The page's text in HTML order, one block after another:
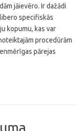
jāievēro. Ir dažādi
specifiskās
kopumu, kas var
procedūrām
pārejas